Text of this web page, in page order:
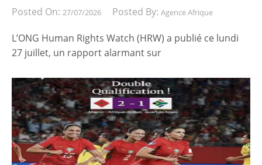
Posted On: 27/07/2026 Posted By: Agence Afrique
L’ONG Human Rights Watch (HRW) a publié ce lundi
27 juillet, un rapport alarmant sur